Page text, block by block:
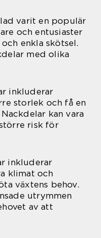
varit en populär
och entusiaster
enkla skötsel.
med olika
inkluderar
storlek och få en
kan vara
risk för
inkluderar
klimat och
växtens behov.
utrymmen
av att